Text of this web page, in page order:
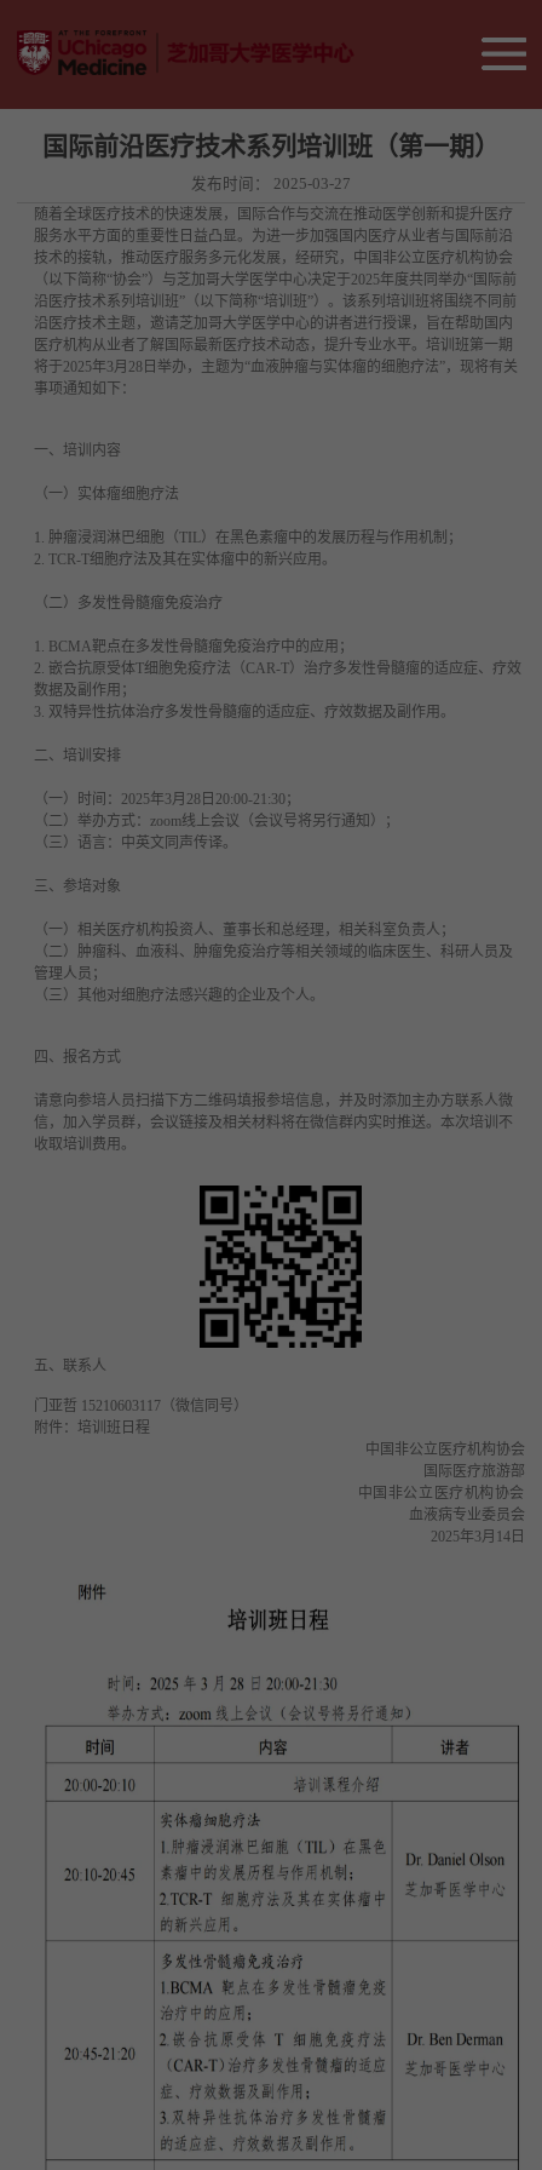
国际前沿医疗技术系列培训班（第一期）
发布时间： 2025-03-27
随着全球医疗技术的快速发展，国际合作与交流在推动医学创新和提升医疗
服务水平方面的重要性日益凸显。为进一步加强国内医疗从业者与国际前沿
技术的接轨，推动医疗服务多元化发展，经研究，中国非公立医疗机构协会
（以下简称“协会”）与芝加哥大学医学中心决定于2025年度共同举办“国际前
沿医疗技术系列培训班”（以下简称“培训班”）。该系列培训班将围绕不同前
沿医疗技术主题，邀请芝加哥大学医学中心的讲者进行授课，旨在帮助国内
医疗机构从业者了解国际最新医疗技术动态，提升专业水平。培训班第一期
将于2025年3月28日举办，主题为“血液肿瘤与实体瘤的细胞疗法”，现将有关
事项通知如下：
一、培训内容
（一）实体瘤细胞疗法
1. 肿瘤浸润淋巴细胞（TIL）在黑色素瘤中的发展历程与作用机制；
2. TCR-T细胞疗法及其在实体瘤中的新兴应用。
（二）多发性骨髓瘤免疫治疗
1. BCMA靶点在多发性骨髓瘤免疫治疗中的应用；
2. 嵌合抗原受体T细胞免疫疗法（CAR-T）治疗多发性骨髓瘤的适应症、疗效
数据及副作用；
3. 双特异性抗体治疗多发性骨髓瘤的适应症、疗效数据及副作用。
二、培训安排
（一）时间：2025年3月28日20:00-21:30；
（二）举办方式：zoom线上会议（会议号将另行通知）；
（三）语言：中英文同声传译。
三、参培对象
（一）相关医疗机构投资人、董事长和总经理，相关科室负责人；
（二）肿瘤科、血液科、肿瘤免疫治疗等相关领域的临床医生、科研人员及
管理人员；
（三）其他对细胞疗法感兴趣的企业及个人。
四、报名方式
请意向参培人员扫描下方二维码填报参培信息，并及时添加主办方联系人微
信，加入学员群，会议链接及相关材料将在微信群内实时推送。本次培训不
收取培训费用。
五、联系人
门亚哲 15210603117（微信同号）
附件：培训班日程
中国非公立医疗机构协会
国际医疗旅游部
中国非公立医疗机构协会
血液病专业委员会
2025年3月14日